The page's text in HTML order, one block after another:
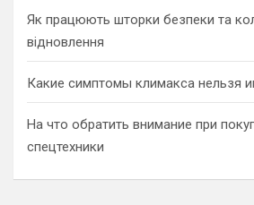
Як працюють шторки безпеки та
відновлення
Какие симптомы климакса нельзя
На что обратить внимание при
спецтехники